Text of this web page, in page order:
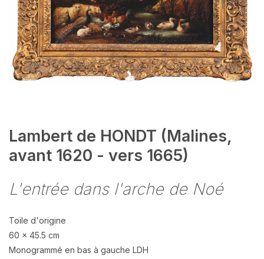
Lambert de HONDT (Malines,
avant 1620 - vers 1665)
L'entrée dans l'arche de Noé
Toile d'origine
60 x 45.5 cm
Monogrammé en bas à gauche LDH